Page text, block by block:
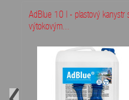
AdBlue 10 l - plastový kanystr
výtokovým...